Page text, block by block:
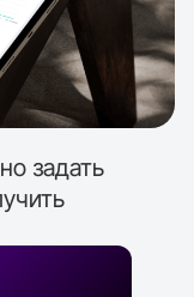
задать